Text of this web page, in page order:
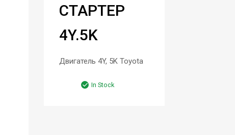
СТАРТЕР
4Y.5K
Двигатель 4Y, 5K Toyota
In Stock